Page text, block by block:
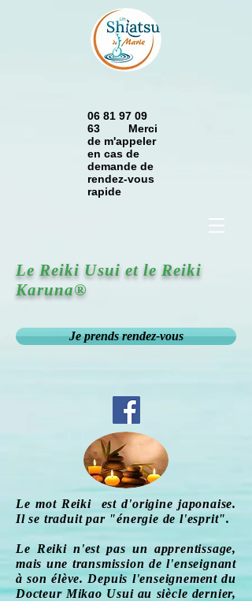
06 81 97 09
63 Merci
de m'appeler
en cas de
demande de
rendez-vous
rapide
Le Reiki Usui et le Reiki
Karuna®
Je prends rendez-vous
Le mot Reiki est d'origine japonaise.
Il se traduit par "énergie de l'esprit".
Le Reiki n'est pas un apprentissage,
mais une transmission de l'enseignant
à son élève. Depuis l'enseignement du
Docteur Mikao Usui au siècle dernier,